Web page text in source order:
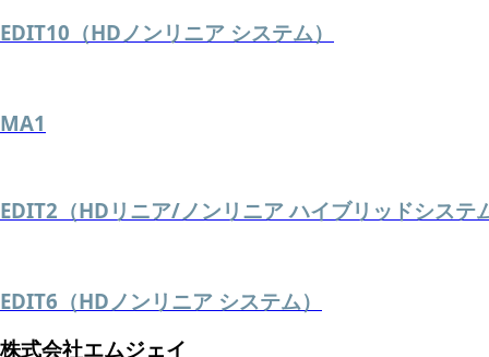
EDIT10（HDノンリニア システム）
MA1
EDIT2（HDリニア/ノンリニア ハイブリッドシステ
EDIT6（HDノンリニア システム）
株式会社エムジェイ